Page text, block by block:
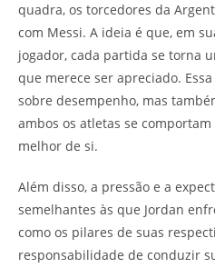
quadra, os torcedores da
com Messi. A ideia é que, em
jogador, cada partida se torna
que merece ser apreciado.
sobre desempenho, mas
ambos os atletas se
melhor de si.
Além disso, a pressão e a
semelhantes às que Jordan
como os pilares de suas
responsabilidade de conduzir